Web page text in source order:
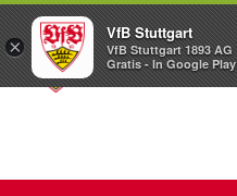
×
VfB Stuttgart
VfB Stuttgart 1893 AG
Gratis - In Google Play